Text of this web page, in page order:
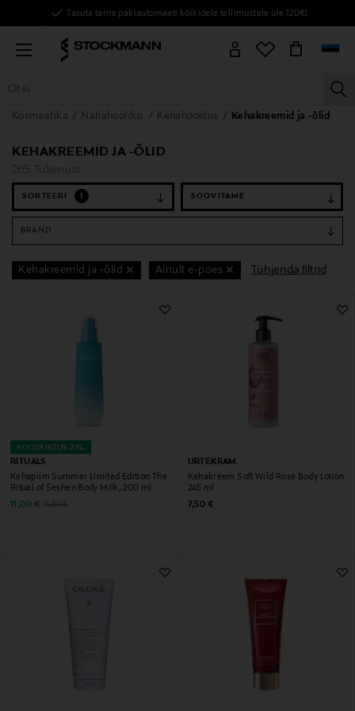
Tasuta tarne pakiautomaati kõikidele tellimustele üle 120€!
Menu
KÕIK TOOTED NAISED MEHED LAPSED KODU
Kosmeetika Nahahooldus Kehahooldus Kehakreemid ja -õlid
KEHAKREEMID JA -ÕLID
265 Tulemust
SORTEERI 1
BRÄND
Kehakreemid ja -õlid Ainult e-poes Tühjenda filtrid
SOODUSTUS 31%
RITUALS
Kehapiim Summer Limited Edition The
Ritual of Seshen Body Milk, 200 ml
Discounted Price
11,00 € Original Price
15,90 €
URTEKRAM
Kehakreem Soft Wild Rose Body Lotion
245 ml
Original Price
7,50 €